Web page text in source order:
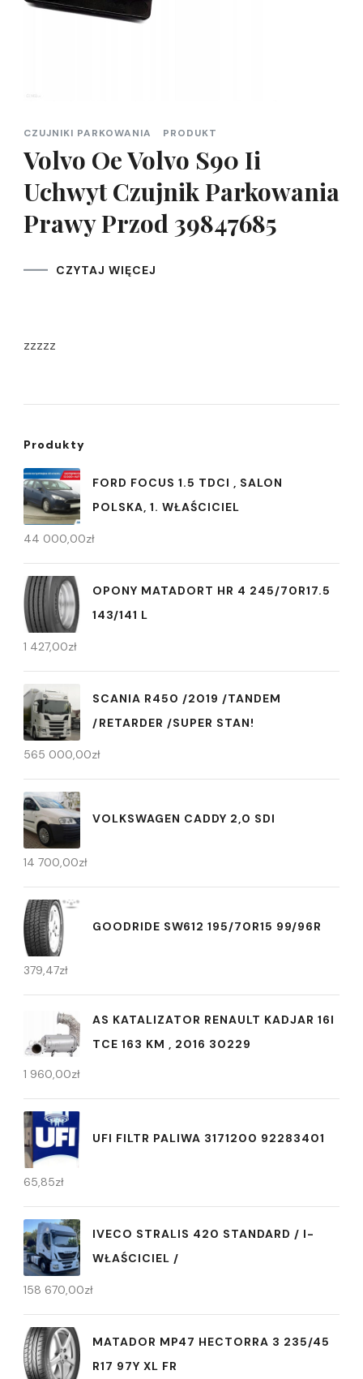
CZUJNIKI PARKOWANIA PRODUKT
Volvo Oe Volvo S90 Ii
Uchwyt Czujnik Parkowania
Prawy Przod 39847685
CZYTAJ WIĘCEJ
zzzzz
Produkty
FORD FOCUS 1.5 TDCI , SALON
POLSKA, 1. WŁAŚCICIEL
44 000,00zł
OPONY MATADORT HR 4 245/70R17.5
143/141 L
1 427,00zł
SCANIA R450 /2019 /TANDEM
/RETARDER /SUPER STAN!
565 000,00zł
VOLKSWAGEN CADDY 2,0 SDI
14 700,00zł
GOODRIDE SW612 195/70R15 99/96R
379,47zł
AS KATALIZATOR RENAULT KADJAR 16I
TCE 163 KM , 2016 30229
1 960,00zł
UFI FILTR PALIWA 3171200 92283401
65,85zł
IVECO STRALIS 420 STANDARD / I-
WŁAŚCICIEL /
158 670,00zł
MATADOR MP47 HECTORRA 3 235/45
R17 97Y XL FR